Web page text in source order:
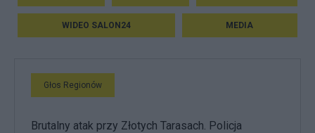
WIDEO SALON24 MEDIA
Głos Regionów
Brutalny atak przy Złotych Tarasach. Policja